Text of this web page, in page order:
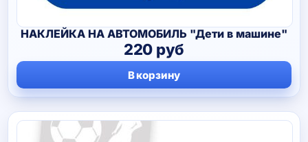
НАКЛЕЙКА НА АВТОМОБИЛЬ "Дети в машине"
220 руб
В корзину